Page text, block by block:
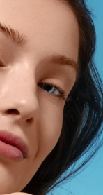
Se connecter
l'utilisateur
Mes appareils
commandes
Mes adresses
中文